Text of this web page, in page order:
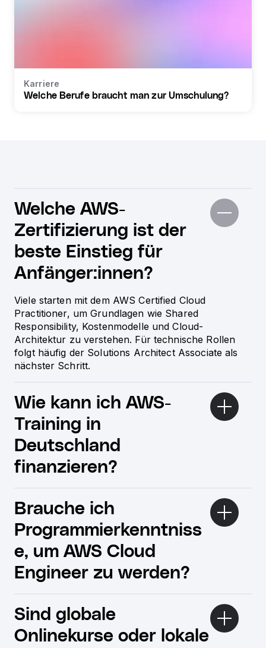
Karriere
Welche Berufe braucht man zur Umschulung?
Welche AWS-
Zertifizierung ist der
beste Einstieg für
Anfänger:innen?
Viele starten mit dem AWS Certified Cloud
Practitioner, um Grundlagen wie Shared
Responsibility, Kostenmodelle und Cloud-
Architektur zu verstehen. Für technische Rollen
folgt häufig der Solutions Architect Associate als
nächster Schritt.
Wie kann ich AWS-
Training in
Deutschland
finanzieren?
Brauche ich
Programmierkenntniss
e, um AWS Cloud
Engineer zu werden?
Sind globale
Onlinekurse oder lokale